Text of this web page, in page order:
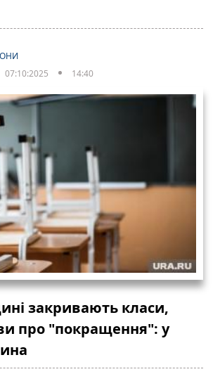
07:10:2025 14:40
закривають класи,
про "покращення": у